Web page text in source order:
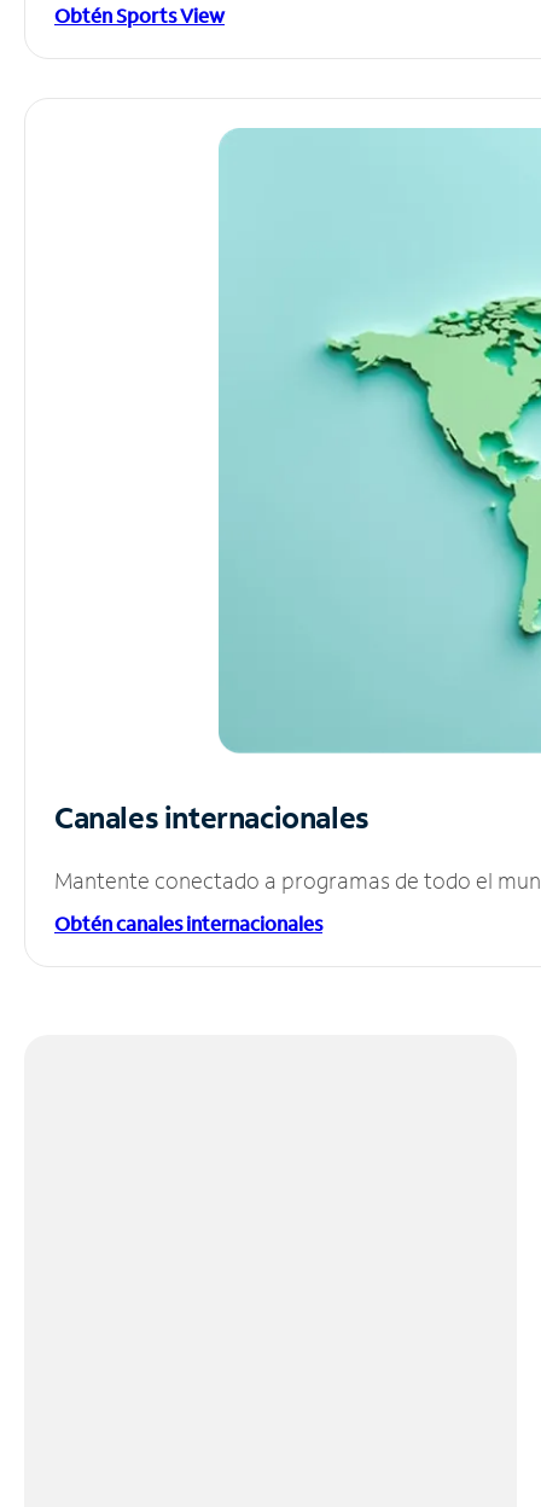
Obtén Sports View
Canales internacionales
Mantente conectado a programas de todo el
Obtén canales internacionales